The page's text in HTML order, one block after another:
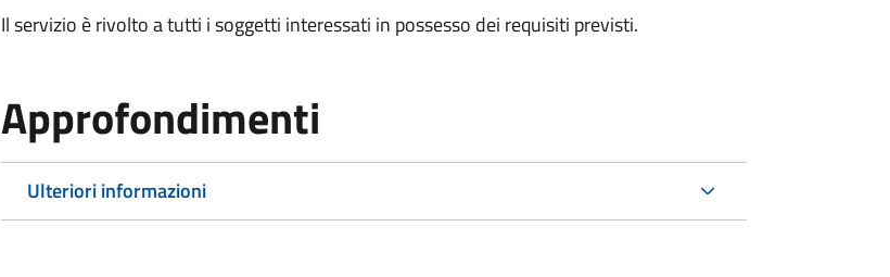
Il servizio è rivolto a tutti i soggetti interessati in possesso dei requisiti previsti.
Approfondimenti
Ulteriori informazioni